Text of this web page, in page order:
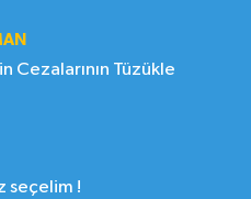
Cezalarının Tüzükle
seçelim !